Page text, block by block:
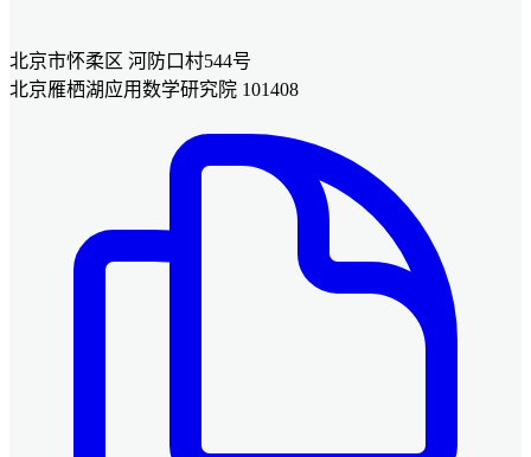
北京市怀柔区 河防口村544号
北京雁栖湖应用数学研究院 101408